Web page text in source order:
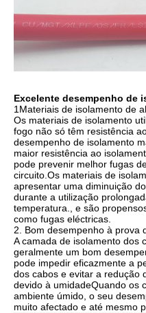
Excelente desempenho de
1Materiais de isolamento de
Os materiais de isolamento
fogo não só têm resistência
desempenho de isolamento
maior resistência ao
pode prevenir melhor fugas
circuito.Os materiais de
apresentar uma diminuição
durante a utilização
temperatura., e são
como fugas eléctricas.
2. Bom desempenho à prova
A camada de isolamento dos
geralmente um bom
pode impedir eficazmente a
dos cabos e evitar a redução
devido à umidadeQuando os
ambiente úmido, o seu
muito afectado e até mesmo